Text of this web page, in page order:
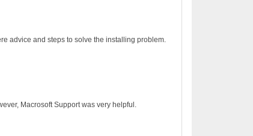
advice and steps to solve the installing problem.
Macrosoft Support was very helpful.